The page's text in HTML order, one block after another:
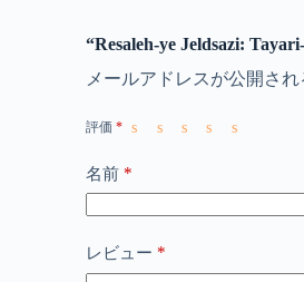
“Resaleh-ye Jeldsazi:
メールアドレスが公開され
評価*
名前 *
レビュー *